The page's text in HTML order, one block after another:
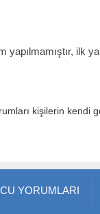
yapılmamıştır, ilk
kişilerin kendi
YORUMLARI